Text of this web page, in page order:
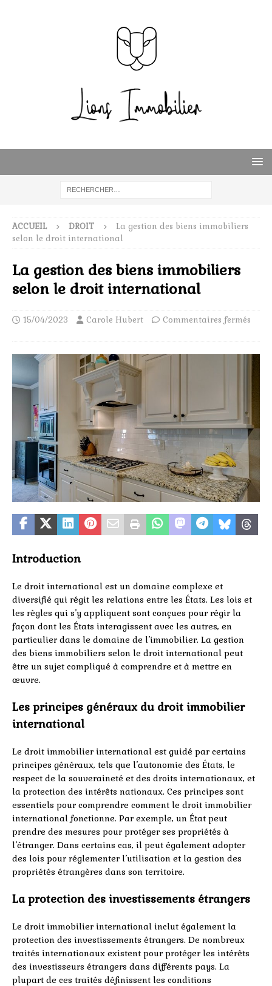
ACCUEIL DROIT
La gestion des biens immobiliers
selon le droit international
La gestion des biens immobiliers
selon le droit international
15/04/2023 Carole Hubert Commentaires fermés
Introduction
Le droit international est un domaine complexe et
diversifié qui régit les relations entre les États. Les lois et
les règles qui s’y appliquent sont conçues pour régir la
façon dont les États interagissent avec les autres, en
particulier dans le domaine de l’immobilier. La gestion
des biens immobiliers selon le droit international peut
être un sujet compliqué à comprendre et à mettre en
œuvre.
Les principes généraux du droit immobilier
international
Le droit immobilier international est guidé par certains
principes généraux, tels que l’autonomie des États, le
respect de la souveraineté et des droits internationaux, et
la protection des intérêts nationaux. Ces principes sont
essentiels pour comprendre comment le droit immobilier
international fonctionne. Par exemple, un État peut
prendre des mesures pour protéger ses propriétés à
l’étranger. Dans certains cas, il peut également adopter
des lois pour réglementer l’utilisation et la gestion des
propriétés étrangères dans son territoire.
La protection des investissements étrangers
Le droit immobilier international inclut également la
protection des investissements étrangers. De nombreux
traités internationaux existent pour protéger les intérêts
des investisseurs étrangers dans différents pays. La
plupart de ces traités définissent les conditions